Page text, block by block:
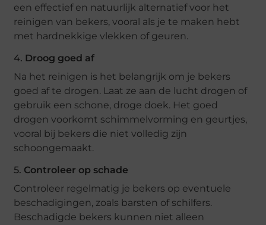
een effectief en natuurlijk alternatief voor het
reinigen van bekers, vooral als je te maken hebt
met hardnekkige vlekken of geuren.
4. Droog goed af
Na het reinigen is het belangrijk om je bekers
goed af te drogen. Laat ze aan de lucht drogen of
gebruik een schone, droge doek. Het goed
drogen voorkomt schimmelvorming en geurtjes,
vooral bij bekers die niet volledig zijn
schoongemaakt.
5. Controleer op schade
Controleer regelmatig je bekers op eventuele
beschadigingen, zoals barsten of schilfers.
Beschadigde bekers kunnen niet alleen